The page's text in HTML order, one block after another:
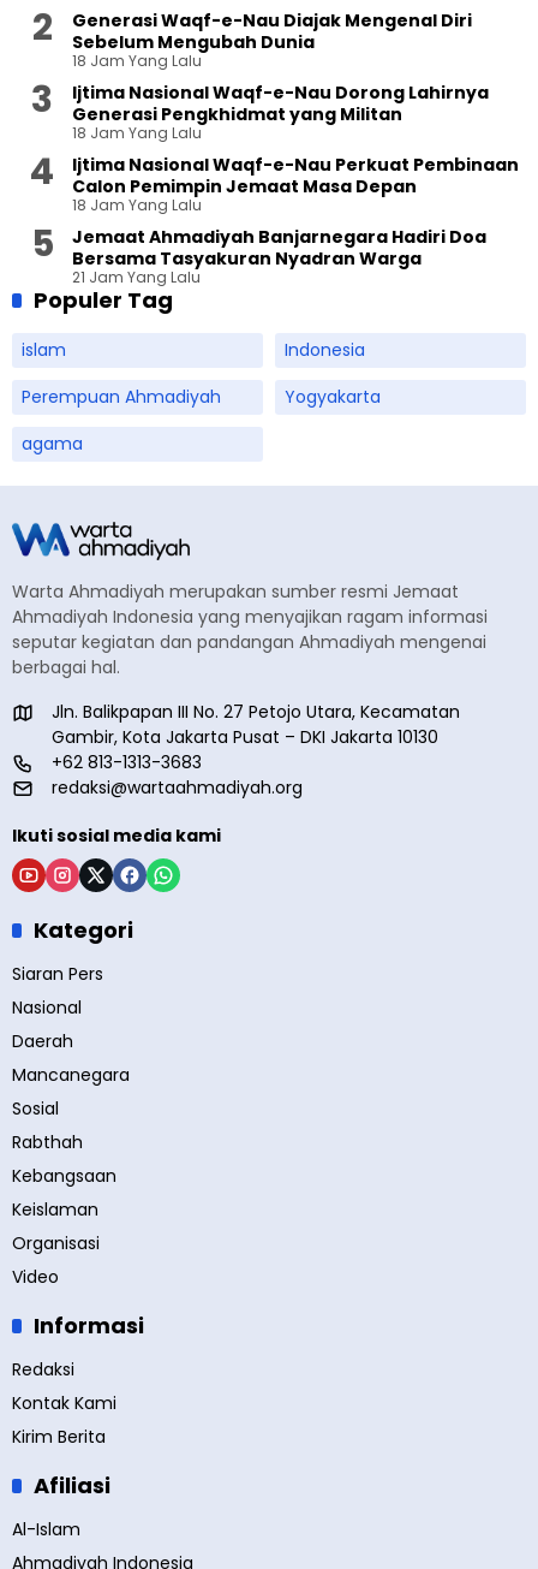
Generasi Waqf-e-Nau Diajak Mengenal Diri
Sebelum Mengubah Dunia
18 Jam Yang Lalu
Ijtima Nasional Waqf-e-Nau Dorong Lahirnya
Generasi Pengkhidmat yang Militan
18 Jam Yang Lalu
Ijtima Nasional Waqf-e-Nau Perkuat Pembinaan
Calon Pemimpin Jemaat Masa Depan
18 Jam Yang Lalu
Jemaat Ahmadiyah Banjarnegara Hadiri Doa
Bersama Tasyakuran Nyadran Warga
21 Jam Yang Lalu
Populer Tag
islam
Indonesia
Perempuan Ahmadiyah
Yogyakarta
agama
Warta Ahmadiyah merupakan sumber resmi Jemaat
Ahmadiyah Indonesia yang menyajikan ragam informasi
seputar kegiatan dan pandangan Ahmadiyah mengenai
berbagai hal.
Jln. Balikpapan III No. 27 Petojo Utara, Kecamatan
Gambir, Kota Jakarta Pusat – DKI Jakarta 10130
+62 813-1313-3683
redaksi@wartaahmadiyah.org
Ikuti sosial media kami
Kategori
Siaran Pers
Nasional
Daerah
Mancanegara
Sosial
Rabthah
Kebangsaan
Keislaman
Organisasi
Video
Informasi
Redaksi
Kontak Kami
Kirim Berita
Afiliasi
Al-Islam
Ahmadiyah Indonesia